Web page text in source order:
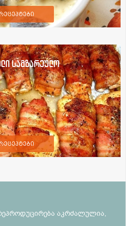
სამზარეულო
აკრძალულია,